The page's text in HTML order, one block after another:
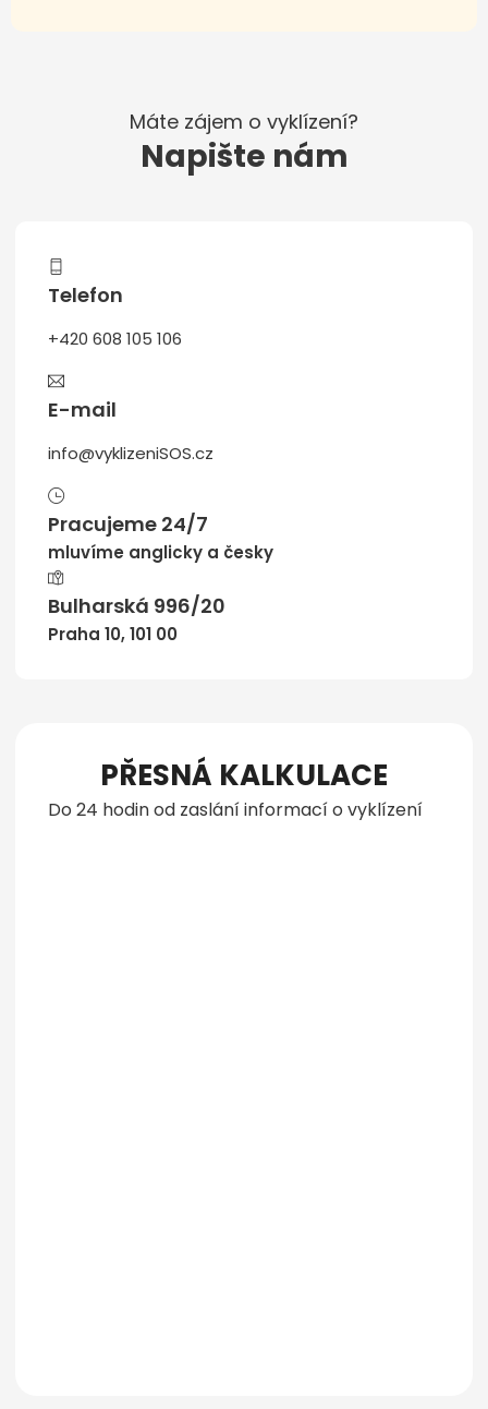
Máte zájem o vyklízení?
Napište nám
Telefon
+420 608 105 106
E-mail
info@vyklizeniSOS.cz
Pracujeme 24/7
mluvíme anglicky a česky
Bulharská 996/20
Praha 10, 101 00
PŘESNÁ KALKULACE
Do 24 hodin od zaslání informací o vyklízení